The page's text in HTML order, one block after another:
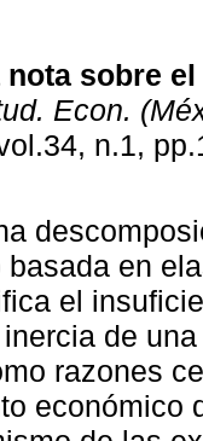
nota sobre
Econ.
n.1,
en
el
de
razones
económico